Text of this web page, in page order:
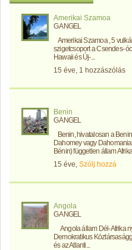
Amerikai Szamoa
G ANGEL
Amerikai Szamoa , 5
szigetcsoport a Csendes-
Hawaii és Új-...
15 éve, 1 hozzászólás
Benin
G ANGEL
Benin, hivatalosan a
Dahomey vagy
Bénin) független állam
15 éve, Szólj hozzá
Angola
G ANGEL
Angola állam Dél-Afrika
Demokratikus
és az Atlanti...